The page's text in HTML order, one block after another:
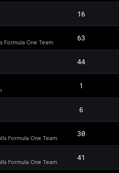
16
Formula One Team 63
44
1
6
Formula One Team 30
Formula One Team 41